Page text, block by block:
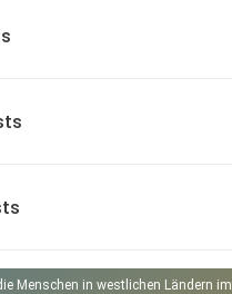
Menschen in westlichen Ländern